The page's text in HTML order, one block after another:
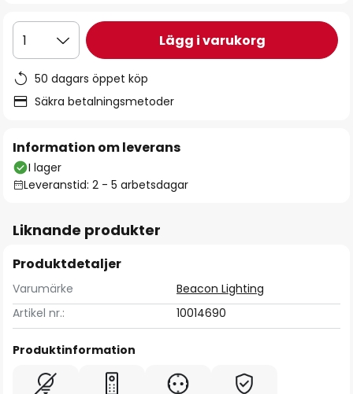
1 Lägg i varukorg
50 dagars öppet köp
Säkra betalningsmetoder
Information om leverans
I lager
Leveranstid: 2 - 5 arbetsdagar
Liknande produkter
Produktdetaljer
Varumärke
Beacon Lighting
Artikel nr.:
10014690
Produktinformation